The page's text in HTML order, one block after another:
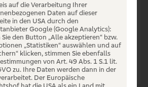
auf die Verarbeitung Ihrer
Daten auf dieser
in den USA durch den
Google (Google Analytics):
Sie den Button „Alle akzeptieren“ bzw.
„Statistiken“ auswählen und auf
klicken, stimmen Sie ebenfalls
von Art. 49 Abs. 1 S.1 lit.
zu. Ihre Daten werden dann in der
Der Europäische